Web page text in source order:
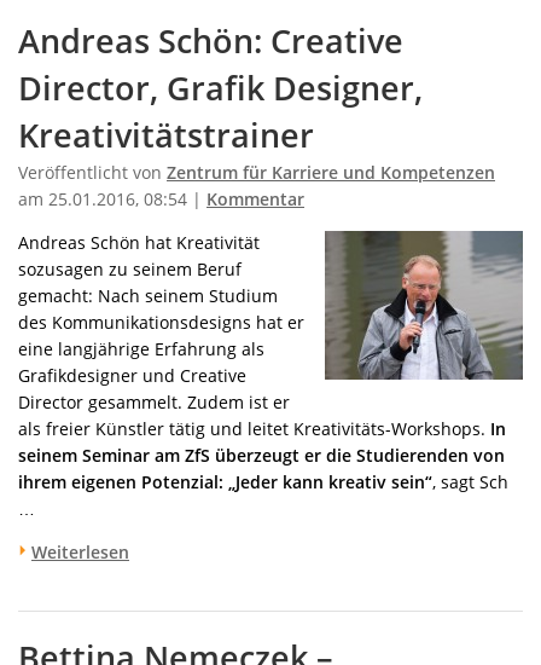
Andreas Schön: Creative
Director, Grafik Designer,
Kreativitätstrainer
Veröffentlicht von Zentrum für Karriere und Kompetenzen
am 25.01.2016, 08:54 | Kommentar
Andreas Schön hat Kreativität
sozusagen zu seinem Beruf
gemacht: Nach seinem Studium
des Kommunikationsdesigns hat er
eine langjährige Erfahrung als
Grafikdesigner und Creative
Director gesammelt. Zudem ist er
als freier Künstler tätig und leitet Kreativitäts-Workshops. In
seinem Seminar am ZfS überzeugt er die Studierenden von
ihrem eigenen Potenzial: „Jeder kann kreativ sein“, sagt Sch
Weiterlesen